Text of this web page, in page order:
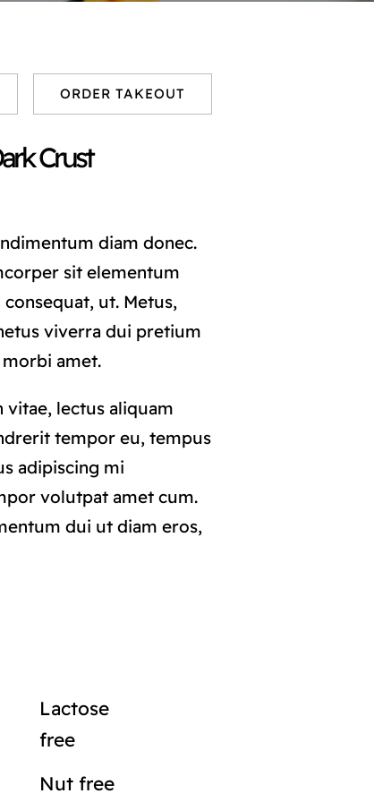
ORDER TAKEOUT
Crust
diam donec.
sit elementum
ut. Metus,
viverra dui pretium
amet.
vitae, lectus aliquam
tempor eu, tempus
adipiscing mi
volutpat amet cum.
dui ut diam eros,
Lactose
free
Nut free